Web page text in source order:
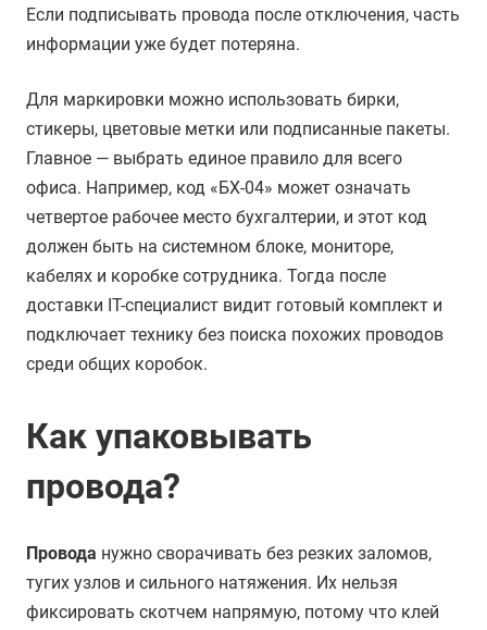
Если подписывать провода после отключения, часть
информации уже будет потеряна.
Для маркировки можно использовать бирки,
стикеры, цветовые метки или подписанные пакеты.
Главное — выбрать единое правило для всего
офиса. Например, код «БХ-04» может означать
четвертое рабочее место бухгалтерии, и этот код
должен быть на системном блоке, мониторе,
кабелях и коробке сотрудника. Тогда после
доставки IT-специалист видит готовый комплект и
подключает технику без поиска похожих проводов
среди общих коробок.
Как упаковывать
провода?
Провода нужно сворачивать без резких заломов,
тугих узлов и сильного натяжения. Их нельзя
фиксировать скотчем напрямую, потому что клей